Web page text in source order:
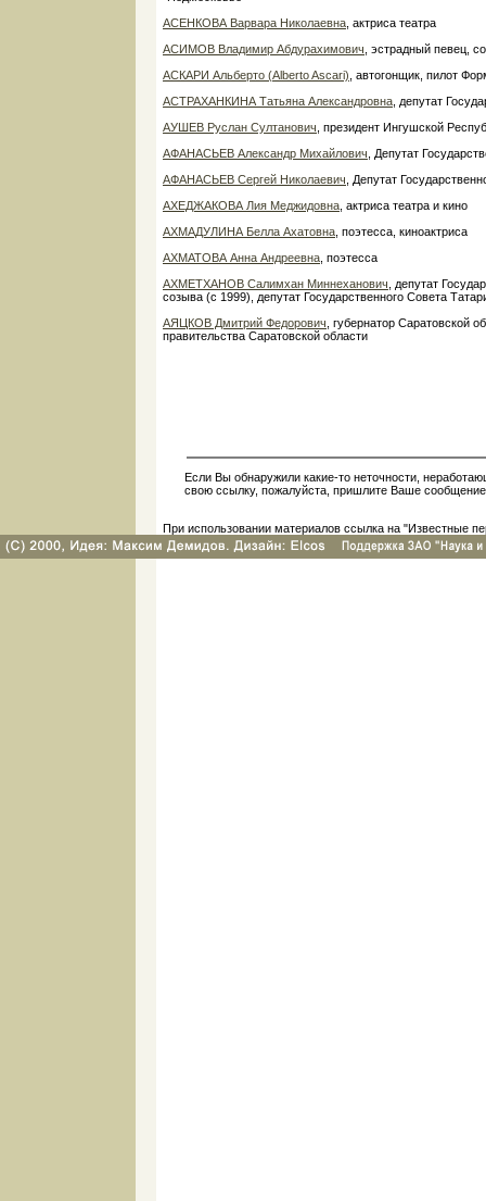
АСЕНКОВА Варвара Николаевна , актриса театра
АСИМОВ Владимир Абдурахимович , эстрадный певец,
АСКАРИ Альберто (Alberto Ascari) , автогонщик, пилот
АСТРАХАНКИНА Татьяна Александровна , депутат
АУШЕВ Руслан Султанович , президент Ингушской
АФАНАСЬЕВ Александр Михайлович , Депутат
АФАНАСЬЕВ Сергей Николаевич , Депутат
АХЕДЖАКОВА Лия Меджидовна , актриса театра и кино
АХМАДУЛИНА Белла Ахатовна , поэтесса, киноактриса
АХМАТОВА Анна Андреевна , поэтесса
АХМЕТХАНОВ Салимхан Миннеханович , депутат
созыва (с 1999), депутат Государственного Совета
АЯЦКОВ Дмитрий Федорович , губернатор Саратовской
правительства Саратовской области
Если Вы обнаружили какие-то неточности,
свою ссылку, пожалуйста, пришлите Ваше
При использовании материалов ссылка на "Известные